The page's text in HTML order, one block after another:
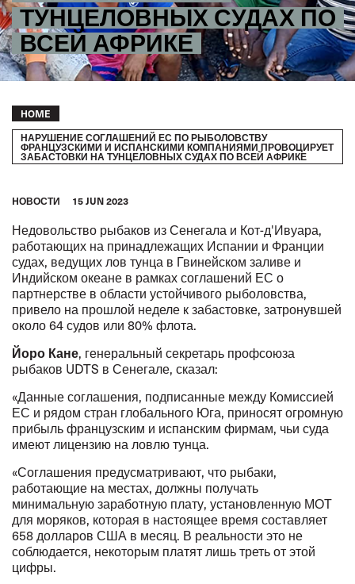
ТУНЦЕЛОВНЫХ СУДАХ ПО
ВСЕЙ АФРИКЕ
Breadcrumb
HOME
НАРУШЕНИЕ СОГЛАШЕНИЙ ЕС ПО РЫБОЛОВСТВУ
ФРАНЦУЗСКИМИ И ИСПАНСКИМИ КОМПАНИЯМИ ПРОВОЦИРУЕТ
ЗАБАСТОВКИ НА ТУНЦЕЛОВНЫХ СУДАХ ПО ВСЕЙ АФРИКЕ
HОВОСТИ 15 JUN 2023
Недовольство рыбаков из Сенегала и Кот-д'Ивуара,
работающих на принадлежащих Испании и Франции
судах, ведущих лов тунца в Гвинейском заливе и
Индийском океане в рамках соглашений ЕС о
партнерстве в области устойчивого рыболовства,
привело на прошлой неделе к забастовке, затронувшей
около 64 судов или 80% флота.
Йоро Кане, генеральный секретарь профсоюза
рыбаков UDTS в Сенегале, сказал:
«Данные соглашения, подписанные между Комиссией
ЕС и рядом стран глобального Юга, приносят огромную
прибыль французским и испанским фирмам, чьи суда
имеют лицензию на ловлю тунца.
«Соглашения предусматривают, что рыбаки,
работающие на местах, должны получать
минимальную заработную плату, установленную МОТ
для моряков, которая в настоящее время составляет
658 долларов США в месяц. В реальности это не
соблюдается, некоторым платят лишь треть от этой
цифры.